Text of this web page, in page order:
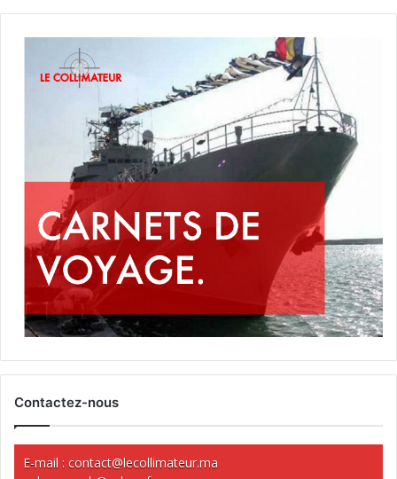
Contactez-nous
E-mail : contact@lecollimateur.ma